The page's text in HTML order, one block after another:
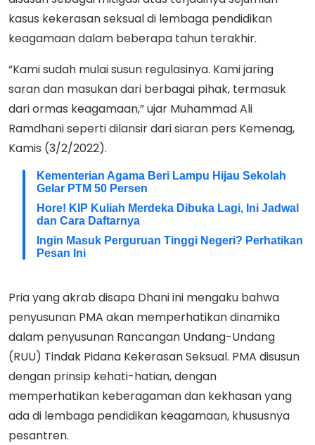
kasus kekerasan seksual di lembaga pendidikan
keagamaan dalam beberapa tahun terakhir.
“Kami sudah mulai susun regulasinya. Kami jaring
saran dan masukan dari berbagai pihak, termasuk
dari ormas keagamaan,” ujar Muhammad Ali
Ramdhani seperti dilansir dari siaran pers Kemenag,
Kamis (3/2/2022).
Kementerian Agama Beri Lampu Hijau Sekolah
Gelar PTM 50 Persen
Hore! KIP Kuliah Merdeka Dibuka Lagi, Ini Jadwal
dan Cara Daftarnya
Ingin Masuk Perguruan Tinggi Negeri? Perhatikan
Pesan Ini
Pria yang akrab disapa Dhani ini mengaku bahwa
penyusunan PMA akan memperhatikan dinamika
dalam penyusunan Rancangan Undang-Undang
(RUU) Tindak Pidana Kekerasan Seksual. PMA disusun
dengan prinsip kehati-hatian, dengan
memperhatikan keberagaman dan kekhasan yang
ada di lembaga pendidikan keagamaan, khususnya
pesantren.